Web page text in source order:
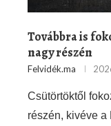
Továbbra is
nagy részén
Felvidék.ma
Csütörtöktől
részén, kivéve a